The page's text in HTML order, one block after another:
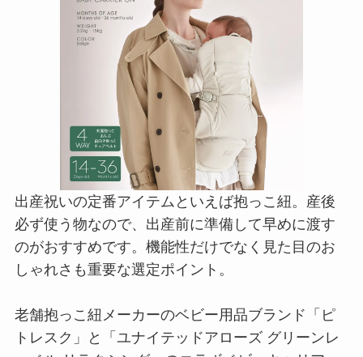
出産祝いの定番アイテムといえば抱っこ紐。産後
必ず使う物なので、出産前に準備して早めに渡す
のがおすすめです。機能性だけでなく見た目のお
しゃれさも重要な選定ポイント。
老舗抱っこ紐メーカーのベビー用品ブランド「ピ
トレスク」と「ユナイテッドアローズ グリーンレ